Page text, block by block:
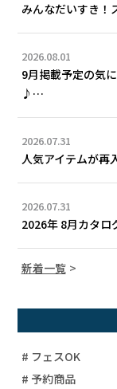
みんなだいすき！
2026.08.01
9月掲載予定の気
♪…
2026.07.31
人気アイテムが再
2026.07.31
2026年 8月カタロ
新着一覧
# フェスOK
# 予約商品